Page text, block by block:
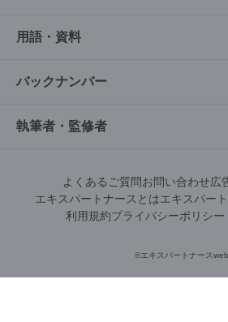
用語・資料
バックナンバー
執筆者・監修者
よくあるご質問お問い合わせ広
エキスパートナースとはエキスパー
利用規約プライバシーポリシー
©︎エキスパートナースweb